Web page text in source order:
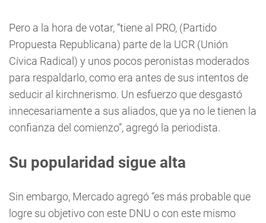
Pero a la hora de votar, “tiene al PRO, (Partido
Propuesta Republicana) parte de la UCR (Unión
Cívica Radical) y unos pocos peronistas moderados
para respaldarlo, como era antes de sus intentos de
seducir al kirchnerismo. Un esfuerzo que desgastó
innecesariamente a sus aliados, que ya no le tienen la
confianza del comienzo”, agregó la periodista.
Su popularidad sigue alta
Sin embargo, Mercado agregó “es más probable que
logre su objetivo con este DNU o con este mismo